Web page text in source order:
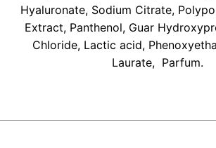
Hyaluronate, Sodium Citrate,
Extract, Panthenol, Guar
Chloride, Lactic acid,
Laurate, Parfum.